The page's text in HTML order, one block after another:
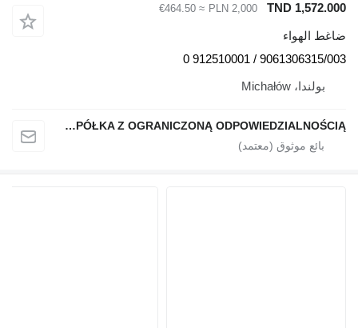
TND 1,572.000
PLN 2,000
≈ €464.50
ضاغط الهواء
9061306315/003 / 912510001 0
بولندا، Michałów
QINDITO SPÓŁKA Z OGRANICZONĄ ODPOWIEDZIALNOŚCIĄ